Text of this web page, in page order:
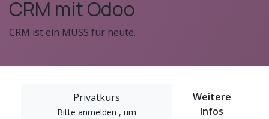
CRM mit Odoo
CRM ist ein MUSS für heute.
Privatkurs
Bitteanmelden , um
Weitere
Infos